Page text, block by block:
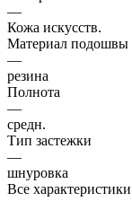
—
Кожа искусств.
Материал подошвы
—
резина
Полнота
—
средн.
Тип застежки
—
шнуровка
Все характеристики